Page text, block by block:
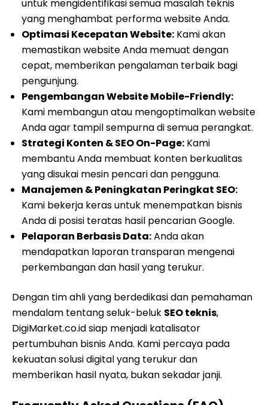
untuk mengidentifikasi semua masalah teknis
yang menghambat performa website Anda.
Optimasi Kecepatan Website: Kami akan
memastikan website Anda memuat dengan
cepat, memberikan pengalaman terbaik bagi
pengunjung.
Pengembangan Website Mobile-Friendly:
Kami membangun atau mengoptimalkan website
Anda agar tampil sempurna di semua perangkat.
Strategi Konten & SEO On-Page: Kami
membantu Anda membuat konten berkualitas
yang disukai mesin pencari dan pengguna.
Manajemen & Peningkatan Peringkat SEO:
Kami bekerja keras untuk menempatkan bisnis
Anda di posisi teratas hasil pencarian Google.
Pelaporan Berbasis Data:Anda akan
mendapatkan laporan transparan mengenai
perkembangan dan hasil yang terukur.
Dengan tim ahli yang berdedikasi dan pemahaman
mendalam tentang seluk-beluk SEO teknis,
DigiMarket.co.id siap menjadi katalisator
pertumbuhan bisnis Anda. Kami percaya pada
kekuatan solusi digital yang terukur dan
memberikan hasil nyata, bukan sekadar janji.